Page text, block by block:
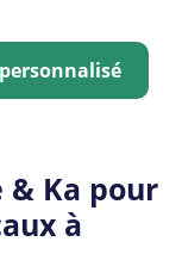
& Ka pour
à